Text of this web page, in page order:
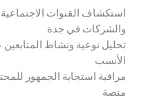
استكشاف القنوات الاجتماعية
والشركات في جدة
تحليل نوعية ونشاط
الأنسب
مراقبة استجابة الجمهور
منصة